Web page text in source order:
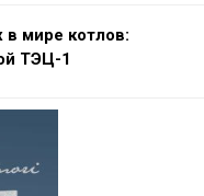
мире котлов:
ТЭЦ-1